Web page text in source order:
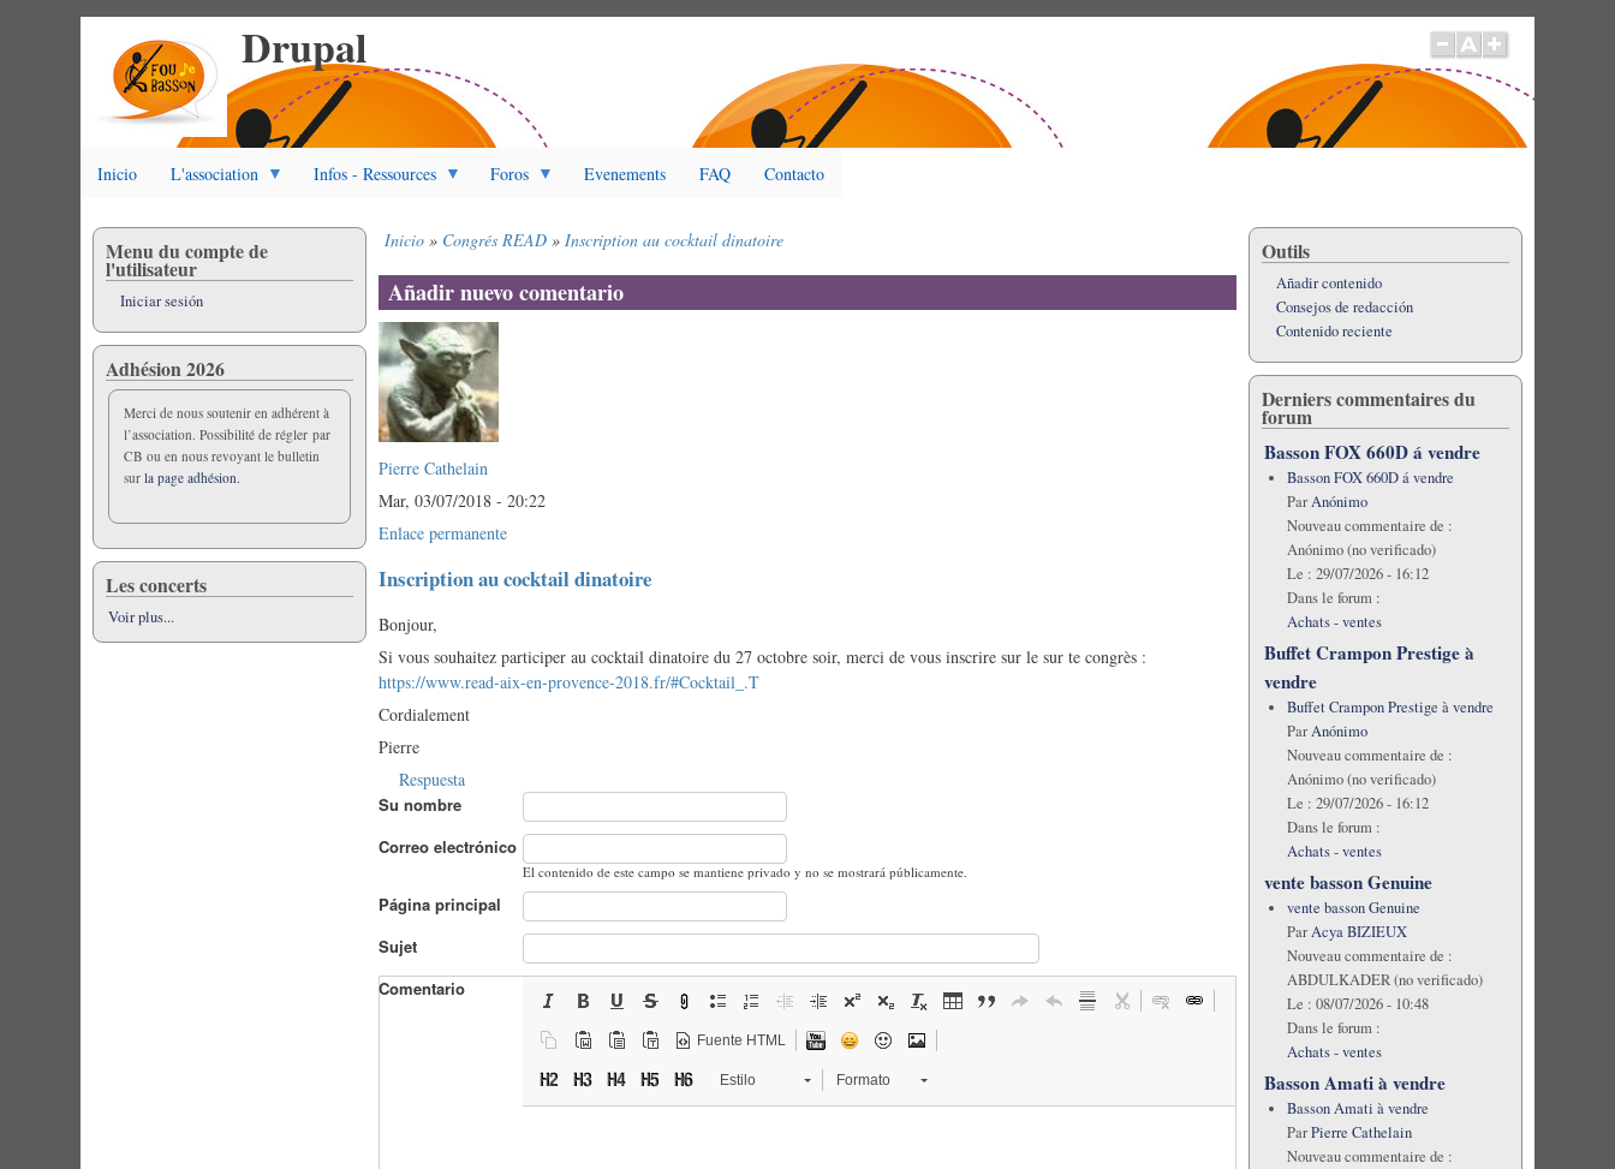
Drupal
Inicio L'association Infos - Ressources Foros Evenements FAQ Contacto
enlaces
de
ayuda
a
la
navegación
Inicio Congrés READ Inscription au cocktail dinatoire
Añadir nuevo comentario
Pierre Cathelain
Mar, 03/07/2018 - 20:22
Enlace permanente
Inscription au cocktail dinatoire
Bonjour,
Si vous souhaitez participer au cocktail dinatoire du 27 octobre soir, merci de vous inscrire sur le sur te congrès :
https://www.read-aix-en-provence-2018.fr/#Cocktail_.T
Cordialement
Pierre
Respuesta
Su nombre
Correo electrónico
El contenido de este campo se mantiene privado y no se mostrará públicamente.
Página principal
Sujet
Comentario
Fuente HTML
Estilo Formato
Menu du compte de
l'utilisateur
Iniciar sesión
Adhésion 2026
Merci de nous soutenir en adhérent à
l’association. Possibilité de régler par
CB ou en nous revoyant le bulletin
surla page adhésion.
Les concerts
Voir plus...
Outils
Añadir contenido
Consejos de redacción
Contenido reciente
Derniers commentaires du
forum
Basson FOX 660D á vendre
Basson FOX 660D á vendre
ParAnónimo
Nouveau commentaire de :
Anónimo (no verificado)
Le : 29/07/2026 - 16:12
Dans le forum :
Achats - ventes
Buffet Crampon Prestige à
vendre
Buffet Crampon Prestige à vendre
ParAnónimo
Nouveau commentaire de :
Anónimo (no verificado)
Le : 29/07/2026 - 16:12
Dans le forum :
Achats - ventes
vente basson Genuine
vente basson Genuine
ParAcya BIZIEUX
Nouveau commentaire de :
ABDULKADER (no verificado)
Le : 08/07/2026 - 10:48
Dans le forum :
Achats - ventes
Basson Amati à vendre
Basson Amati à vendre
ParPierre Cathelain
Nouveau commentaire de :